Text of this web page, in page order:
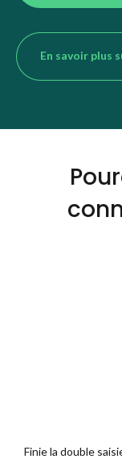
En savoir plus
Finie la double